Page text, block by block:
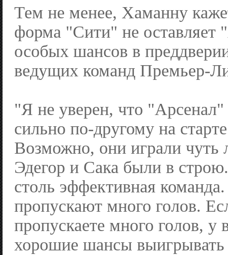
Тем не менее, Хаманну
форма "Сити" не оставляет
особых шансов в
ведущих команд Премьер-
"Я не уверен, что "Арсенал"
сильно по-другому на
Возможно, они играли чуть
Эдегор и Сака были в
столь эффективная
пропускают много голов.
пропускаете много голов, у
хорошие шансы